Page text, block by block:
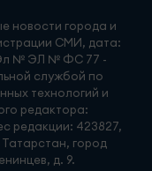
новости города и
СМИ, дата:
Эл № ЭЛ № ФС 77 -
службой по
технологий и
редактора:
редакции: 423827,
город
д. 9.